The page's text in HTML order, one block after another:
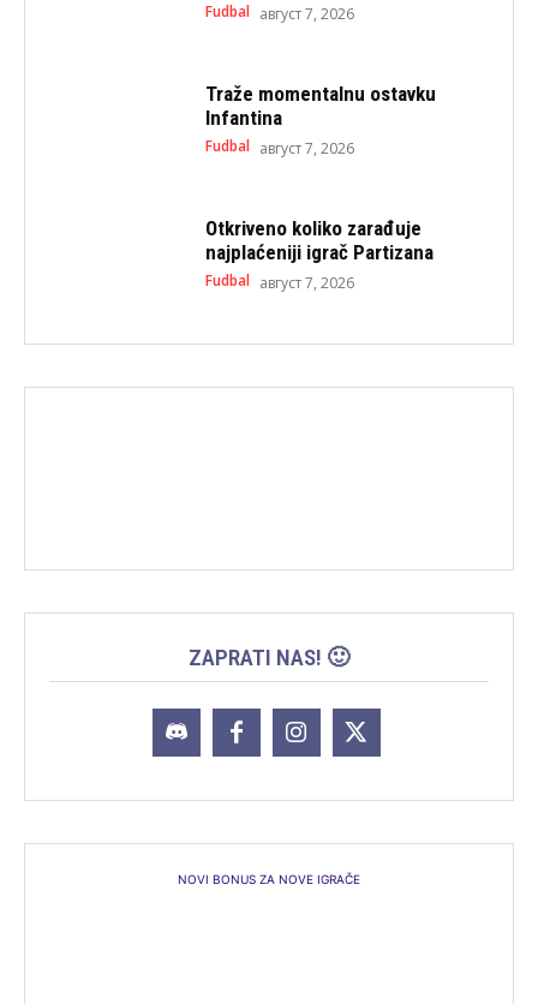
Fudbal август 7, 2026
Traže momentalnu ostavku
Infantina
Fudbal август 7, 2026
Otkriveno koliko zarađuje
najplaćeniji igrač Partizana
Fudbal август 7, 2026
ZAPRATI NAS! 🙂
NOVI BONUS ZA NOVE IGRAČE